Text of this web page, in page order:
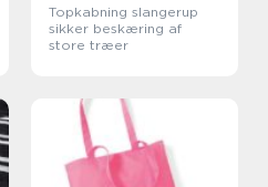
Topkabning slangerup
sikker beskæring af
store træer